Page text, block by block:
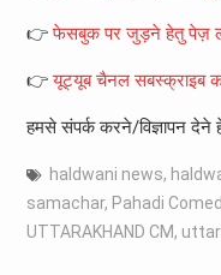
👉फेसबुक पर जुड़ने हेतु पेज़
👉यूट्यूब चैनल सबस्क्राइब
हमसे संपर्क करने/विज्ञापन देने
haldwani news,
samachar, Pahadi
UTTARAKHAND CM,